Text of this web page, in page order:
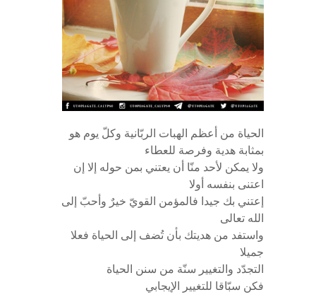
الحياة من أعظم الهبات الربّانية وكلّ يوم هو
بمثابة هدية وفرصة للعطاء
ولا يمكن لأحد منّا أن يعتني بمن حوله إلا إن
اعتنى بنفسه أولا
إعتني بك جيدا فالمؤمن القويّ خيرٌ وأحبّ إلى
الله تعالى
واستفد من هديتك بأن تُضف إلى الحياة فعلا
جميلا
التجدّد والتغيير سنّة من سنن الحياة
فكن سبّاقا للتغيير الإيجابي